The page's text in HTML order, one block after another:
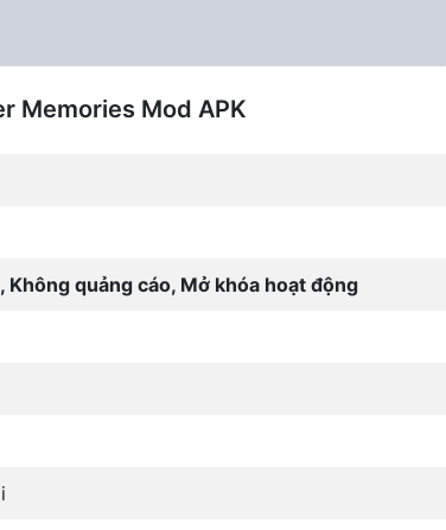
Memories Mod APK
Không quảng cáo, Mở khóa hoạt động